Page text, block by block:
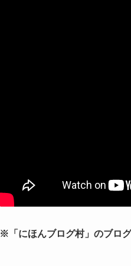
※「にほんブログ村」のブロ